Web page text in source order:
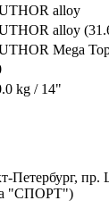
alloy
alloy
Mega
kg / 14"
Петербург, пр.
"СПОРТ")